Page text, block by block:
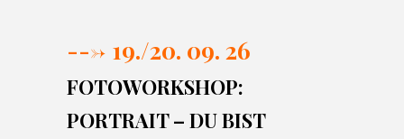
---> 19./20. 09. 26
FOTOWORKSHOP:
PORTRAIT – DU BIST